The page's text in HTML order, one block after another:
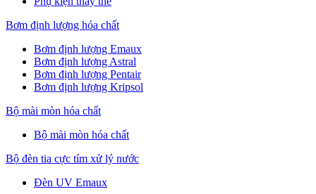
Bơm định lượng hóa chất
Bơm định lượng Emaux
Bơm định lượng Astral
Bơm định lượng Pentair
Bơm định lượng Kripsol
Bộ mài mòn hóa chất
Bộ mài mòn hóa chất
Bộ đèn tia cực tím xử lý nước
Đèn UV Emaux